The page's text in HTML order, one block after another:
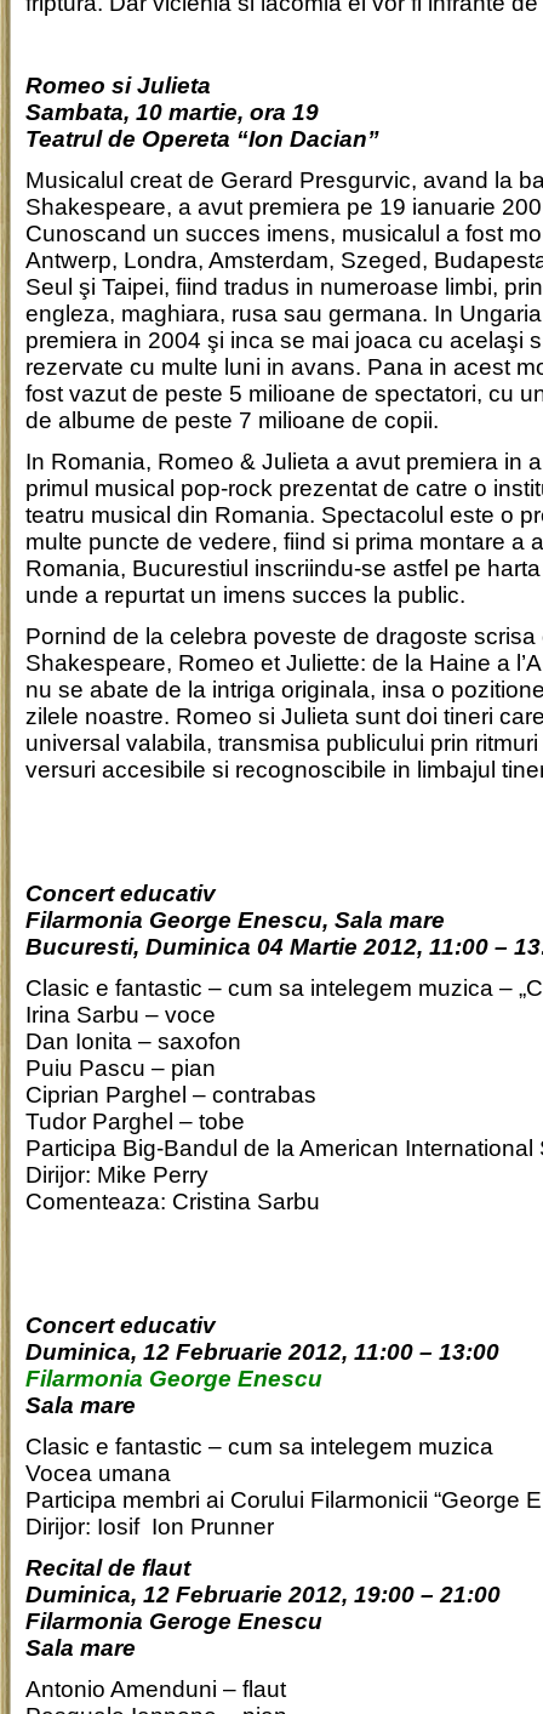
Romeo si Julieta
Sambata, 10 martie, ora 19
Teatrul de Opereta “Ion Dacian”
Musicalul creat de Gerard Presgurvic, avand la
Shakespeare, a avut premiera pe 19 ianuarie
Cunoscand un succes imens, musicalul a fost
Antwerp, Londra, Amsterdam, Szeged,
Seul şi Taipei, fiind tradus in numeroase limbi,
engleza, maghiara, rusa sau germana. In
premiera in 2004 şi inca se mai joaca cu acelaşi
rezervate cu multe luni in avans. Pana in acest
fost vazut de peste 5 milioane de spectatori, cu
de albume de peste 7 milioane de copii.
In Romania, Romeo & Julieta a avut premiera in
primul musical pop-rock prezentat de catre o
teatru musical din Romania. Spectacolul este o
multe puncte de vedere, fiind si prima montare a
Romania, Bucurestiul inscriindu-se astfel pe
unde a repurtat un imens succes la public.
Pornind de la celebra poveste de dragoste scrisa
Shakespeare, Romeo et Juliette: de la Haine a
nu se abate de la intriga originala, insa o
zilele noastre. Romeo si Julieta sunt doi tineri
universal valabila, transmisa publicului prin
versuri accesibile si recognoscibile in limbajul
Concert educativ
Filarmonia George Enescu, Sala mare
Bucuresti, Duminica 04 Martie 2012, 11:00 –
Clasic e fantastic – cum sa intelegem muzica –
Irina Sarbu – voce
Dan Ionita – saxofon
Puiu Pascu – pian
Ciprian Parghel – contrabas
Tudor Parghel – tobe
Participa Big-Bandul de la American
Dirijor: Mike Perry
Comenteaza: Cristina Sarbu
Concert educativ
Duminica, 12 Februarie 2012, 11:00 – 13:00
Filarmonia George Enescu
Sala mare
Clasic e fantastic – cum sa intelegem muzica
Vocea umana
Participa membri ai Corului Filarmonicii “George
Dirijor: Iosif Ion Prunner
Recital de flaut
Duminica, 12 Februarie 2012, 19:00 – 21:00
Filarmonia Geroge Enescu
Sala mare
Antonio Amenduni – flaut